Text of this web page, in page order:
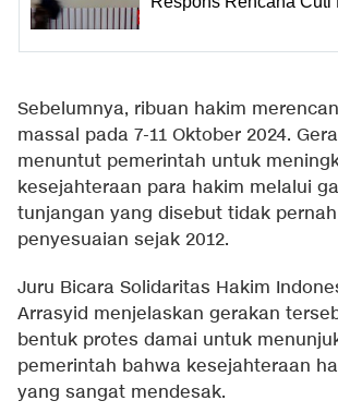
Sebelumnya, ribuan hakim
massal pada 7-11 Oktober 2024.
menuntut pemerintah untuk
kesejahteraan para hakim melalui
tunjangan yang disebut tidak
penyesuaian sejak 2012.
Juru Bicara Solidaritas Hakim
Arrasyid menjelaskan gerakan
bentuk protes damai untuk
pemerintah bahwa kesejahteraan
yang sangat mendesak.